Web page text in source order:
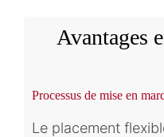
Avantages
Processus de mise en
Le placement